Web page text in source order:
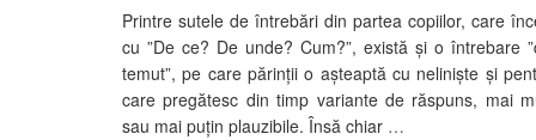
Printre sutele de întrebări din partea copiilor, care
cu ”De ce? De unde? Cum?”, există și o întrebare
temut”, pe care părinții o așteaptă cu neliniște și
care pregătesc din timp variante de răspuns, mai
sau mai puțin plauzibile. Însă chiar …